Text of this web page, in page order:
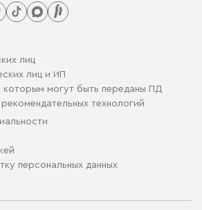
лиц
лиц и ИП
которым могут быть переданы ПД
технологий
персональных данных